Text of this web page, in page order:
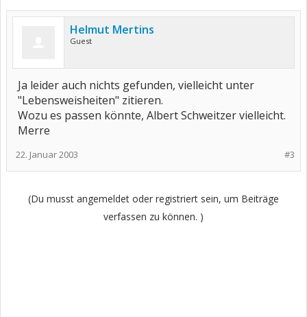
Helmut Mertins
Guest
Ja leider auch nichts gefunden, vielleicht unter
"Lebensweisheiten" zitieren.
Wozu es passen könnte, Albert Schweitzer vielleicht.
Merre
#3
22. Januar 2003
(Du musst angemeldet oder registriert sein, um Beiträge
verfassen zu können. )